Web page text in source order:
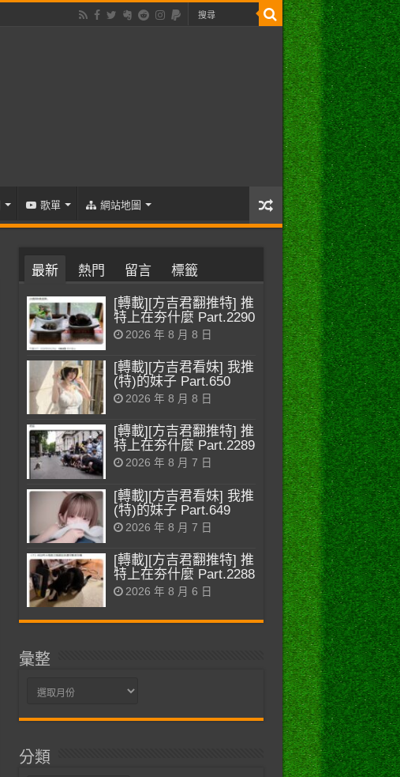
歌單 網站地圖
最新 熱門 留言 標籤
[轉載][方吉君翻推特] 推
特上在夯什麼 Part.2290
2026 年 8 月 8 日
[轉載][方吉君看妹] 我推
(特)的妹子 Part.650
2026 年 8 月 8 日
[轉載][方吉君翻推特] 推
特上在夯什麼 Part.2289
2026 年 8 月 7 日
[轉載][方吉君看妹] 我推
(特)的妹子 Part.649
2026 年 8 月 7 日
[轉載][方吉君翻推特] 推
特上在夯什麼 Part.2288
2026 年 8 月 6 日
彙整
彙
分類